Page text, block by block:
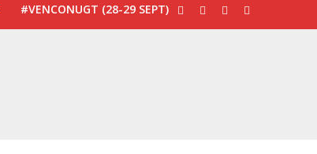
#VENCONUGT (28-29 SEPT)